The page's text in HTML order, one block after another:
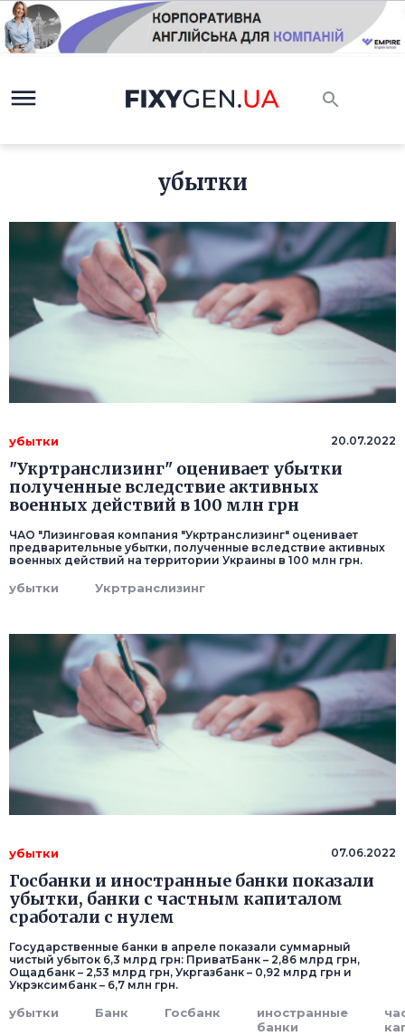
убытки
убытки 20.07.2022
"Укртранслизинг" оценивает убытки
полученные вследствие активных
военных действий в 100 млн грн
ЧАО "Лизинговая компания "Укртранслизинг" оценивает
предварительные убытки, полученные вследствие активных
военных действий на территории Украины в 100 млн грн.
убытки Укртранслизинг
убытки 07.06.2022
Госбанки и иностранные банки показали
убытки, банки с частным капиталом
сработали с нулем
Государственные банки в апреле показали суммарный
чистый убыток 6,3 млрд грн: ПриватБанк – 2,86 млрд грн,
Ощадбанк – 2,53 млрд грн, Укргазбанк – 0,92 млрд грн и
Укрэксимбанк – 6,7 млн грн.
убытки Банк Госбанк
иностранные
банки